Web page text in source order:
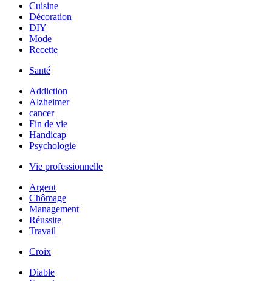
Cuisine
Décoration
DIY
Mode
Recette
Santé
Addiction
Alzheimer
cancer
Fin de vie
Handicap
Psychologie
Vie professionnelle
Argent
Chômage
Management
Réussite
Travail
Croix
Diable